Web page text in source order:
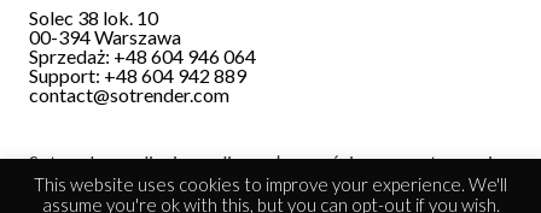
Solec 38 lok. 10
00-394 Warszawa
Sprzedaż: +48 604 946 064
Support: +48 604 942 889
contact@sotrender.com
Sotrender analizuje media społecznościowe przetwarzając
dane osobowe.Dowiedz się więcej
This website uses cookies to improve your experience. We'll
assume you're ok with this, but you can opt-out if you wish.